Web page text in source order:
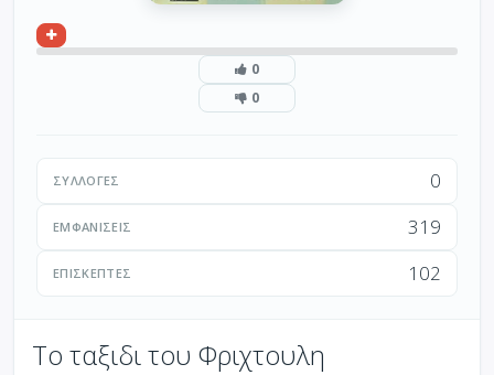
0
0
ΣΥΛΛΟΓΈΣ 0
ΕΜΦΑΝΊΣΕΙΣ 319
ΕΠΙΣΚΈΠΤΕΣ 102
Το ταξιδι του Φριχτουλη